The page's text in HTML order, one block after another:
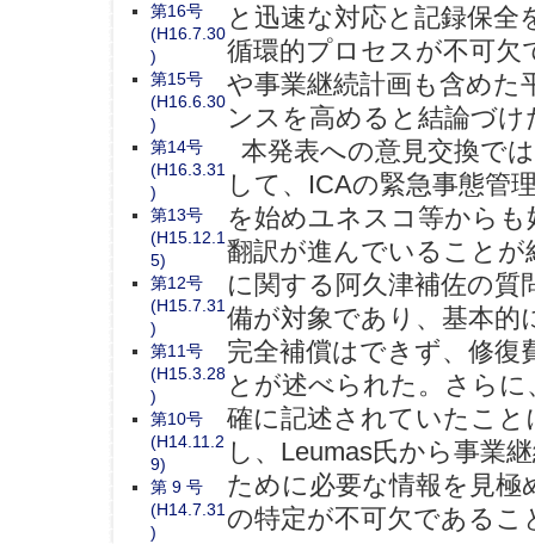
と迅速な対応と記録保
循環的プロセスが不可
や事業継続計画も含めた
ンスを高めると結論づけ
本発表への意見交換で
して、ICAの緊急事態管
を始めユネスコ等から
翻訳が進んでいること
に関する阿久津補佐の質
備が対象であり、基本的
完全補償はできず、修
とが述べられた。さら
確に記述されていたこ
し、Leumas氏から事業
ために必要な情報を見
の特定が不可欠であるこ
第16号
(H16.7.30
)
第15号
(H16.6.30
)
第14号
(H16.3.31
)
第13号
(H15.12.1
5)
第12号
(H15.7.31
)
第11号
(H15.3.28
)
第10号
(H14.11.2
9)
第 9 号
(H14.7.31
)